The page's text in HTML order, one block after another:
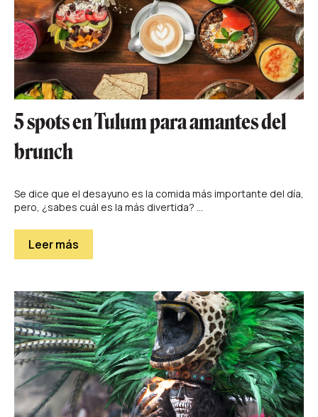
5 spots en Tulum para amantes del
brunch
Se dice que el desayuno es la comida más importante del día,
pero, ¿sabes cuál es la más divertida? ...
Leer más